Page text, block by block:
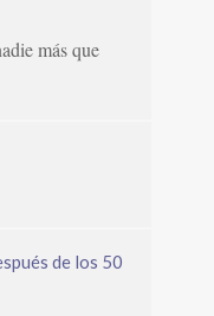
más que